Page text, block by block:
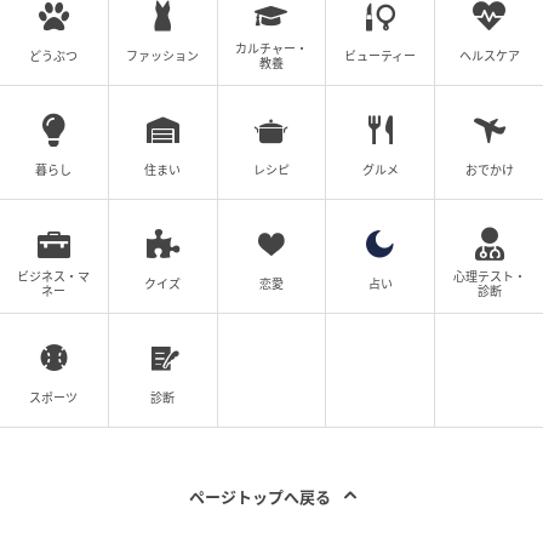
どうぶつ ファッション
カルチャー・
教養
ビューティー ヘルスケア
暮らし 住まい レシピ グルメ おでかけ
ビジネス・マ
ネー
クイズ 恋愛 占い
心理テスト・
診断
スポーツ 診断
ページトップへ戻る